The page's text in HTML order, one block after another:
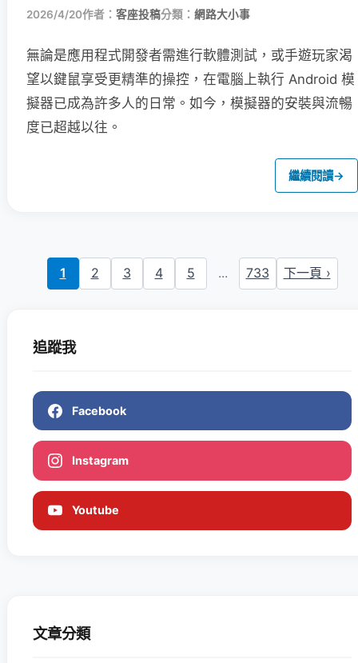
2026/4/20作者： 客座投稿分類： 網路大小事
無論是應用程式開發者需進行軟體測試，或手遊玩家渴
望以鍵鼠享受更精準的操控，在電腦上執行 Android 模
擬器已成為許多人的日常。如今，模擬器的安裝與流暢
度已超越以往。
繼續閱讀→
1 2 3 4 5 ... 733 下一頁 ›
追蹤我
Facebook
Instagram
Youtube
文章分類